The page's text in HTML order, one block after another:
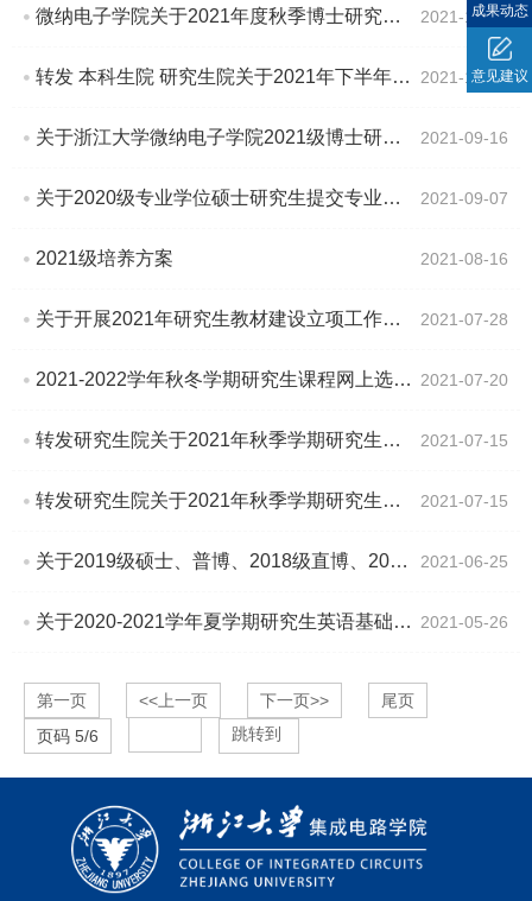
微纳电子学院关于2021年度秋季博士研究生中期考核的通知 2021-10-08
转发 本科生院 研究生院关于2021年下半年部分节假日教学安排的温馨提醒 2021-10-08
关于浙江大学微纳电子学院2021级博士研究生奖学金的申请通知 2021-09-16
关于2020级专业学位硕士研究生提交专业学位实践报告的预通知 2021-09-07
2021级培养方案 2021-08-16
关于开展2021年研究生教材建设立项工作的通知 2021-07-28
2021-2022学年秋冬学期研究生课程网上选课日程安排 2021-07-20
转发研究生院关于2021年秋季学期研究生新生报到注册的通知 2021-07-15
转发研究生院关于2021年秋季学期研究生老生注册的通知 2021-07-15
关于2019级硕士、普博、2018级直博、2020级硕转博研究生提交开题报告考核表的通知 2021-06-25
关于2020-2021学年夏学期研究生英语基础技能课程考试（机考）网上报名的通知 2021-05-26
第一页 <<上一页 下一页>>
尾页
页码 5/6 跳转到
成果动态
意见建议